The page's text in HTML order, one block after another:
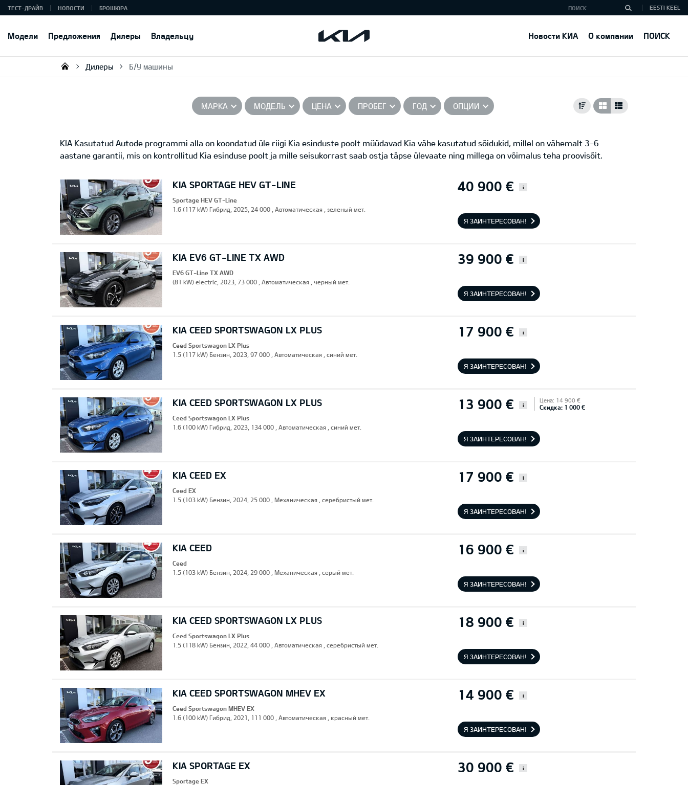
Модели Предложения Дилеры Владельцу Новости КИА О компании ПОИСК
ТЕСТ-ДРАЙВ НОВОСТИ БРОШЮРА EESTI KEEL
KIA AUTO AS
Дилеры Б/У машины
МАРКА МОДЕЛЬ ЦЕНА ПРОБЕГ ГОД ОПЦИИ
KIA Kasutatud Autode programmi alla on koondatud üle riigi Kia esinduste poolt müüdavad Kia vähe kasutatud sõidukid, millel on vähemalt 3-6
aastane garantii, mis on kontrollitud Kia esinduse poolt ja mille seisukorrast saab ostja täpse ülevaate ning millega on võimalus teha proovisõit.
KIA SPORTAGE HEV GT-LINE 40 900 € i
Sportage HEV GT-Line
1.6 (117 kW) Гибрид, 2025, 24 000 , Автоматическая , зеленый мет.
Я ЗАИНТЕРЕСОВАН!
KIA EV6 GT-LINE TX AWD 39 900 € i
EV6 GT-Line TX AWD
(81 kW) electric, 2023, 73 000 , Автоматическая , черный мет.
Я ЗАИНТЕРЕСОВАН!
KIA CEED SPORTSWAGON LX PLUS 17 900 € i
Ceed Sportswagon LX Plus
1.5 (117 kW) Бензин, 2023, 97 000 , Автоматическая , синий мет.
Я ЗАИНТЕРЕСОВАН!
KIA CEED SPORTSWAGON LX PLUS 13 900 € i
Цена: 14 900 €
Скидка: 1 000 €
Ceed Sportswagon LX Plus
1.6 (100 kW) Гибрид, 2023, 134 000 , Автоматическая , синий мет.
Я ЗАИНТЕРЕСОВАН!
KIA CEED EX 17 900 € i
Ceed EX
1.5 (103 kW) Бензин, 2024, 25 000 , Механическая , серебристый мет.
Я ЗАИНТЕРЕСОВАН!
KIA CEED 16 900 € i
Ceed
1.5 (103 kW) Бензин, 2024, 29 000 , Механическая , серый мет.
Я ЗАИНТЕРЕСОВАН!
KIA CEED SPORTSWAGON LX PLUS 18 900 € i
Ceed Sportswagon LX Plus
1.5 (118 kW) Бензин, 2022, 44 000 , Автоматическая , серебристый мет.
Я ЗАИНТЕРЕСОВАН!
KIA CEED SPORTSWAGON MHEV EX 14 900 € i
Ceed Sportswagon MHEV EX
1.6 (100 kW) Гибрид, 2021, 111 000 , Автоматическая , красный мет.
Я ЗАИНТЕРЕСОВАН!
KIA SPORTAGE EX 30 900 € i
Sportage EX